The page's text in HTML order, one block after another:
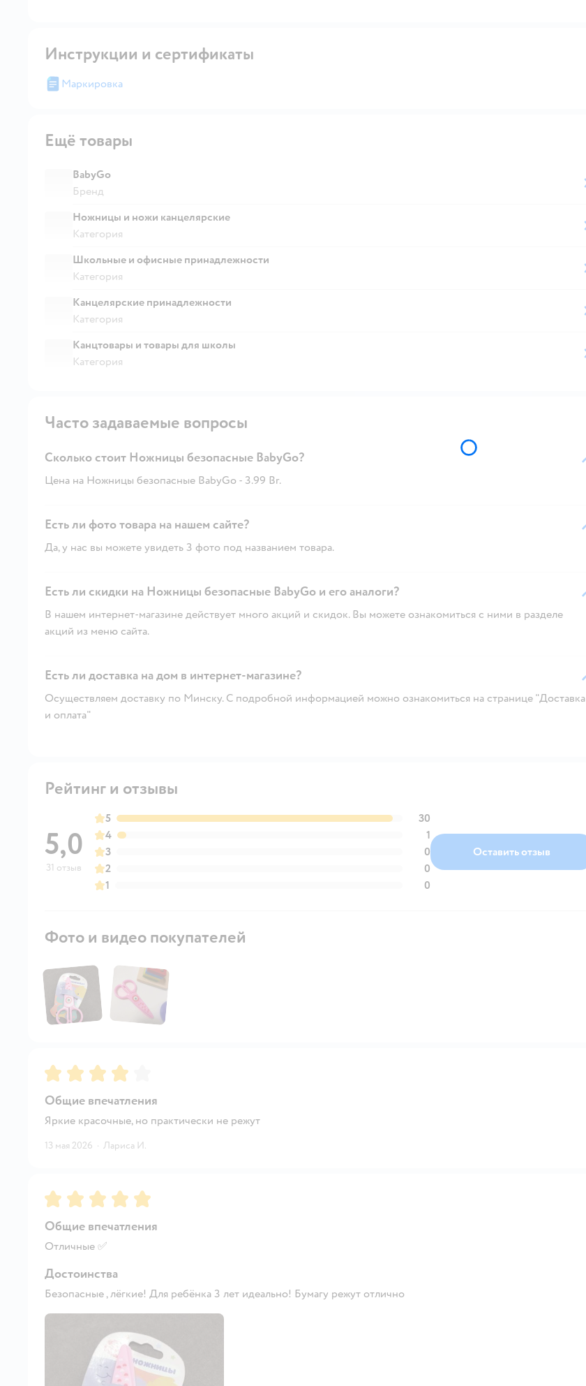
Инструкции и сертификаты
Маркировка
Ещё товары
BabyGo
Бренд
Ножницы и ножи канцелярские
Категория
Школьные и офисные принадлежности
Категория
Канцелярские принадлежности
Категория
Канцтовары и товары для школы
Категория
Часто задаваемые вопросы
Сколько стоит Ножницы безопасные BabyGo?
Цена на Ножницы безопасные BabyGo - 3.99 Br.
Есть ли фото товара на нашем сайте?
Да, у нас вы можете увидеть 3 фото под названием товара.
Есть ли скидки на Ножницы безопасные BabyGo и его аналоги?
В нашем интернет-магазине действует много акций и скидок. Вы можете ознакомиться с ними в разделе
акций из меню сайта.
Есть ли доставка на дом в интернет-магазине?
Осуществляем доставку по Минску. С подробной информацией можно ознакомиться на странице "Доставка
и оплата"
Рейтинг и отзывы
5,0
31 отзыв
5
30
4
1
3
0
2
0
1
0
Оставить отзыв
Фото и видео покупателей
Рейтинг:4
Общие впечатления
Яркие красочные, но практически не режут
13 мая 2026 · Лариса И.
Рейтинг:5
Общие впечатления
Отличные ✅
Достоинства
Безопасные , лёгкие! Для ребёнка 3 лет идеально! Бумагу режут отлично